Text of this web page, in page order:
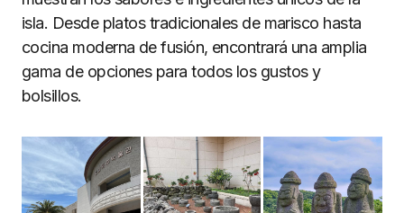
isla. Desde platos tradicionales de marisco hasta
cocina moderna de fusión, encontrará una amplia
gama de opciones para todos los gustos y
bolsillos.